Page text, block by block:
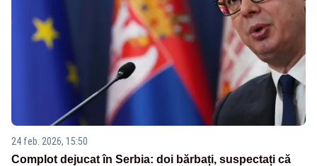
24 feb. 2026, 15:50
Complot dejucat în Serbia: doi bărbați, suspectați că